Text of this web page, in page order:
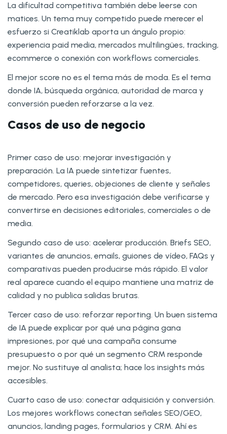
La dificultad competitiva también debe leerse con
matices. Un tema muy competido puede merecer el
esfuerzo si Creatiklab aporta un ángulo propio:
experiencia paid media, mercados multilingües, tracking,
ecommerce o conexión con workflows comerciales.
El mejor score no es el tema más de moda. Es el tema
donde IA, búsqueda orgánica, autoridad de marca y
conversión pueden reforzarse a la vez.
Casos de uso de negocio
Primer caso de uso: mejorar investigación y
preparación. La IA puede sintetizar fuentes,
competidores, queries, objeciones de cliente y señales
de mercado. Pero esa investigación debe verificarse y
convertirse en decisiones editoriales, comerciales o de
media.
Segundo caso de uso: acelerar producción. Briefs SEO,
variantes de anuncios, emails, guiones de vídeo, FAQs y
comparativas pueden producirse más rápido. El valor
real aparece cuando el equipo mantiene una matriz de
calidad y no publica salidas brutas.
Tercer caso de uso: reforzar reporting. Un buen sistema
de IA puede explicar por qué una página gana
impresiones, por qué una campaña consume
presupuesto o por qué un segmento CRM responde
mejor. No sustituye al analista; hace los insights más
accesibles.
Cuarto caso de uso: conectar adquisición y conversión.
Los mejores workflows conectan señales SEO/GEO,
anuncios, landing pages, formularios y CRM. Ahí es